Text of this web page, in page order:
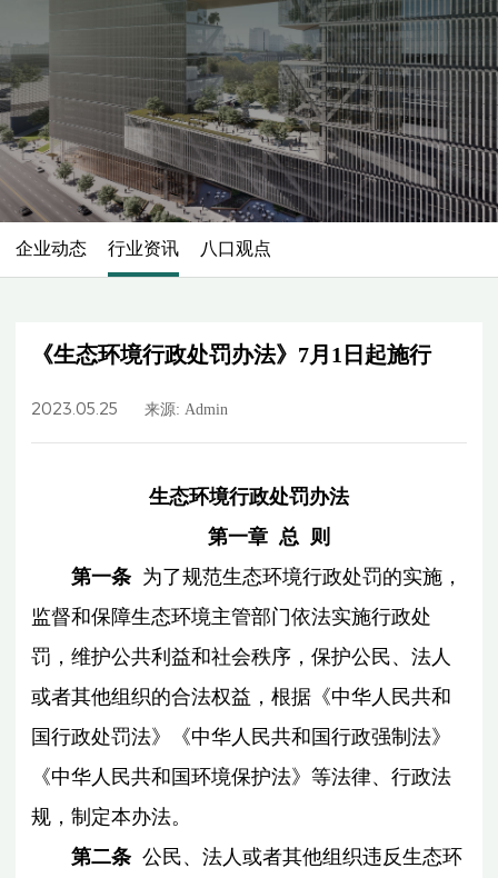
企业动态 行业资讯 八口观点
《生态环境行政处罚办法》7月1日起施行
2023.05.25 来源: Admin
生态环境行政处罚办法
第一章 总 则
第一条 为了规范生态环境行政处罚的实施，
监督和保障生态环境主管部门依法实施行政处
罚，维护公共利益和社会秩序，保护公民、法人
或者其他组织的合法权益，根据《中华人民共和
国行政处罚法》《中华人民共和国行政强制法》
《中华人民共和国环境保护法》等法律、行政法
规，制定本办法。
第二条 公民、法人或者其他组织违反生态环